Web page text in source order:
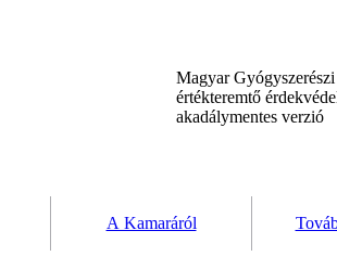
Magyar
értékteremtő
akadálymentes verzió
A Kamaráról